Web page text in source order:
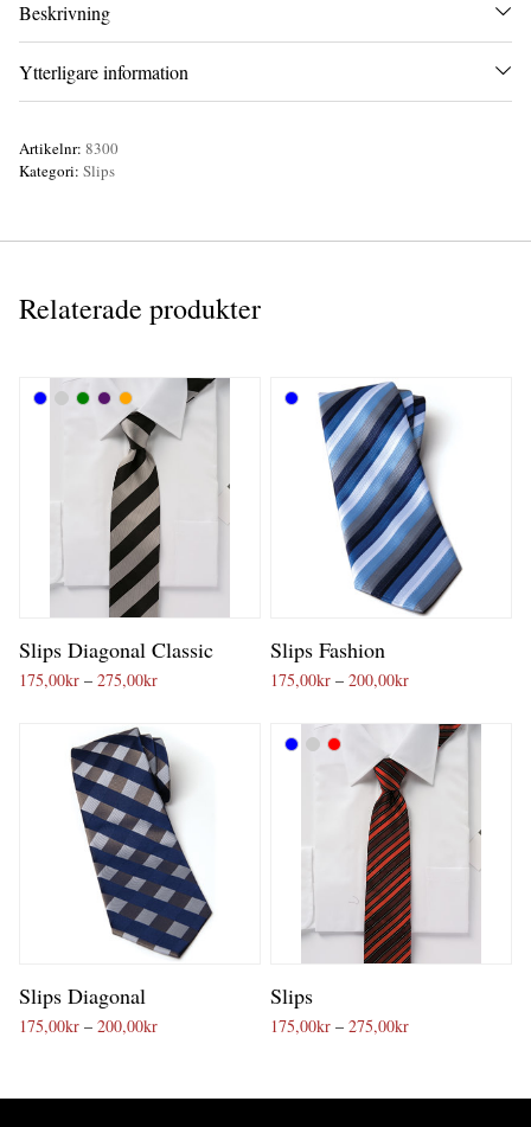
Beskrivning
Ytterligare information
Artikelnr: 8300
Kategori: Slips
Relaterade produkter
Slips Diagonal Classic
175,00kr – 275,00krPrisintervall: 175,00kr till 275,00kr
Slips Fashion
175,00kr – 200,00krPrisintervall:
Slips Diagonal
175,00kr – 200,00krPrisintervall: 175,00kr till 200,00kr
Slips
175,00kr – 275,00krPrisintervall: